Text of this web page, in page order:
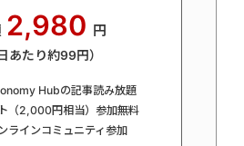
2,980 円
日あたり約99円）
Hubの記事読み放題
（2,000円相当）参加無料
ラインコミュニティ参加